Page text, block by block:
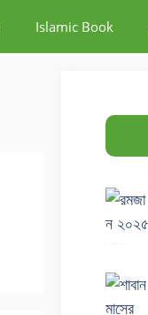
Islamic Book